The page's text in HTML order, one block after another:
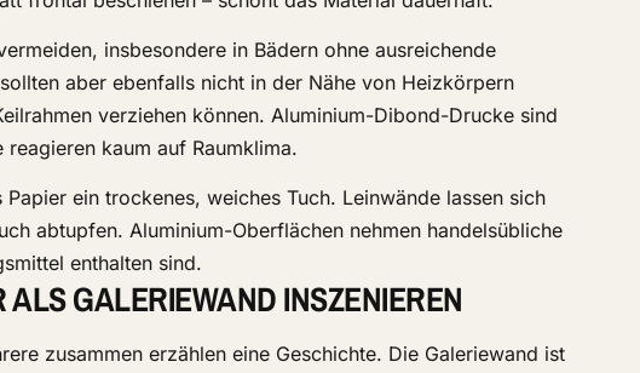
insbesondere in Bädern ohne ausreichende
aber ebenfalls nicht in der Nähe von Heizkörpern
verziehen können. Aluminium-Dibond-Drucke sind
kaum auf Raumklima.
ein trockenes, weiches Tuch. Leinwände lassen sich
abtupfen. Aluminium-Oberflächen nehmen handelsübliche
enthalten sind.
GALERIEWAND INSZENIEREN
zusammen erzählen eine Geschichte. Die Galeriewand ist